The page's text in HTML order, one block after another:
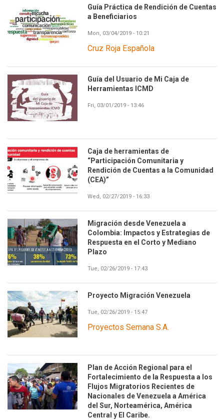
Guía Práctica de Rendición de Cuentas
a Beneficiarios
Mon, 03/04/2019 - 10:21
Cruz Roja Española
Guía del Usuario de Mi Caja de
Herramientas ICMD
Fri, 03/01/2019 - 13:46
Caja de herramientas de
“Participación Comunitaria y
Rendición de Cuentas a la Comunidad
(CEA)”
Wed, 02/27/2019 - 16:33
Migración desde Venezuela a
Colombia: Impactos y Estrategias de
Respuesta en el Corto y Mediano
Plazo
Tue, 02/26/2019 - 17:43
Proyecto Migración Venezuela
Tue, 02/26/2019 - 15:47
Proyectos Semana S.A.
Plan de Acción Regional para el
Fortalecimiento de la Respuesta a los
Flujos Migratorios Recientes de
Nacionales de Venezuela a América
del Sur, Norteamérica, América
Central y El Caribe.